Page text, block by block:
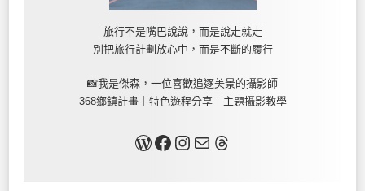
旅行不是嘴巴說說，而是說走就走
別把旅行計劃放心中，而是不斷的履行
📸我是傑森，一位喜歡追逐美景的攝影師
368鄉鎮計畫｜特色遊程分享｜主題攝影教學
關於我Facebook InstagramMail Threads